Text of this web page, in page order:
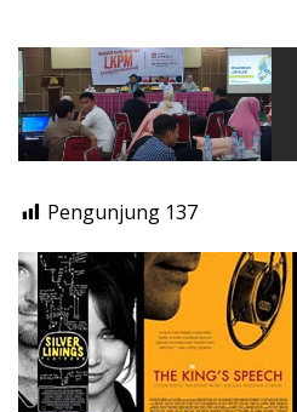
Pengunjung 137